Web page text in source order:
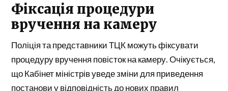
Фіксація процедури
вручення на камеру
Поліція та представники ТЦК можуть фіксувати
процедуру вручення повісток на камеру. Очікується,
що Кабінет міністрів уведе зміни для приведення
постанови у відповідність до нових правил